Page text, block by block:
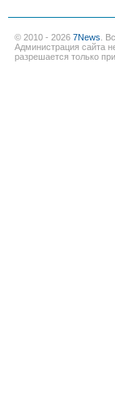
© 2010 - 2026 7News .
Администрация сайта
разрешается только